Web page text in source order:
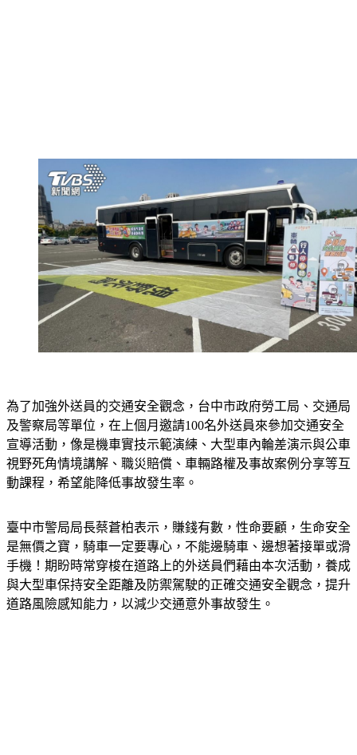
為了加強外送員的交通安全觀念，台中市政府勞工局、交通局
及警察局等單位，在上個月邀請100名外送員來參加交通安全
宣導活動，像是機車實技示範演練、大型車內輪差演示與公車
視野死角情境講解、職災賠償、車輛路權及事故案例分享等互
動課程，希望能降低事故發生率。
臺中市警局局長蔡蒼柏表示，賺錢有數，性命要顧，生命安全
是無價之寶，騎車一定要專心，不能邊騎車、邊想著接單或滑
手機！期盼時常穿梭在道路上的外送員們藉由本次活動，養成
與大型車保持安全距離及防禦駕駛的正確交通安全觀念，提升
道路風險感知能力，以減少交通意外事故發生。